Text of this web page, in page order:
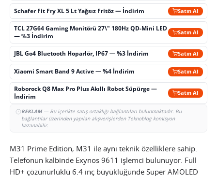
Schafer Fit Fry XL 5 Lt Yağsız Fritöz — İndirim Satın Al
TCL 27G64 Gaming Monitörü 27\" 180Hz QD-Mini LED
— %3 İndirim
Satın Al
JBL Go4 Bluetooth Hoparlör, IP67 — %3 İndirim Satın Al
Xiaomi Smart Band 9 Active — %4 İndirim Satın Al
Roborock Q8 Max Pro Plus Akıllı Robot Süpürge —
İndirim
Satın Al
REKLAM— Bu içerikte satış ortaklığı bağlantıları bulunmaktadır. Bu
bağlantılar üzerinden yapılan alışverişlerden Teknoblog komisyon
kazanabilir.
M31 Prime Edition, M31 ile aynı teknik özelliklere sahip.
Telefonun kalbinde Exynos 9611 işlemci bulunuyor. Full
HD+ çözünürlüklü 6.4 inç büyüklüğünde Super AMOLED